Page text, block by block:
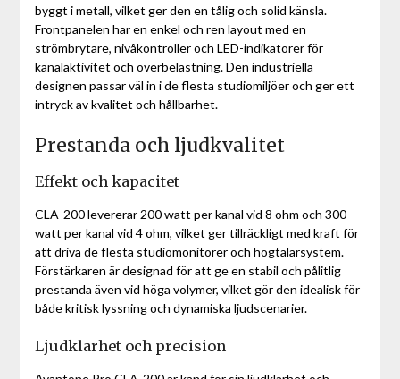
byggt i metall, vilket ger den en tålig och solid känsla.
Frontpanelen har en enkel och ren layout med en
strömbrytare, nivåkontroller och LED-indikatorer för
kanalaktivitet och överbelastning. Den industriella
designen passar väl in i de flesta studiomiljöer och ger ett
intryck av kvalitet och hållbarhet.
Prestanda och ljudkvalitet
Effekt och kapacitet
CLA-200 levererar 200 watt per kanal vid 8 ohm och 300
watt per kanal vid 4 ohm, vilket ger tillräckligt med kraft för
att driva de flesta studiomonitorer och högtalarsystem.
Förstärkaren är designad för att ge en stabil och pålitlig
prestanda även vid höga volymer, vilket gör den idealisk för
både kritisk lyssning och dynamiska ljudscenarier.
Ljudklarhet och precision